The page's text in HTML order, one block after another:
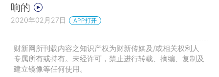
响的
2020年02月27日 APP打开
财新网所刊载内容之知识产权为财新传媒及/或相关权利人
专属所有或持有。未经许可，禁止进行转载、摘编、复制及
建立镜像等任何使用。